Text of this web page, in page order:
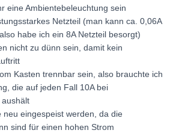
eine Ambientebeleuchtung sein
Netzteil (man kann ca. 0,06A
habe ich ein 8A Netzteil besorgt)
nicht zu dünn sein, damit kein
Kasten trennbar sein, also brauchte ich
die auf jeden Fall 10A bei
neu eingespeist werden, da die
sind für einen hohen Strom